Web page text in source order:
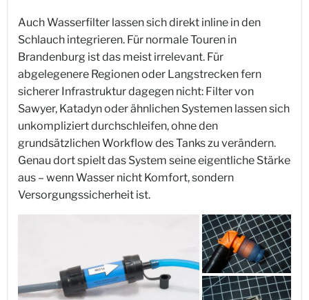
Auch Wasserfilter lassen sich direkt inline in den
Schlauch integrieren. Für normale Touren in
Brandenburg ist das meist irrelevant. Für
abgelegenere Regionen oder Langstrecken fern
sicherer Infrastruktur dagegen nicht: Filter von
Sawyer, Katadyn oder ähnlichen Systemen lassen sich
unkompliziert durchschleifen, ohne den
grundsätzlichen Workflow des Tanks zu verändern.
Genau dort spielt das System seine eigentliche Stärke
aus – wenn Wasser nicht Komfort, sondern
Versorgungssicherheit ist.